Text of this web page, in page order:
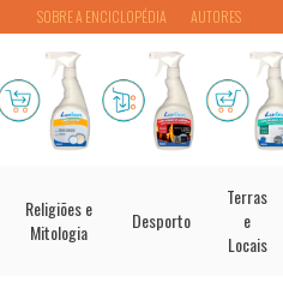
SOBRE A ENCICLOPÉDIA AUTORES
Religiões e
Mitologia
Desporto
Terras
e
Locais